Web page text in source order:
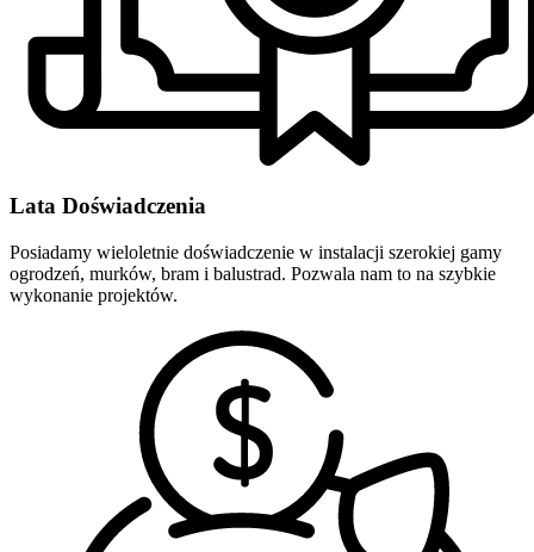
Lata Doświadczenia
Posiadamy wieloletnie doświadczenie w instalacji szerokiej gamy
ogrodzeń, murków, bram i balustrad. Pozwala nam to na szybkie
wykonanie projektów.